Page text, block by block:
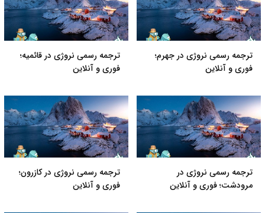
ترجمه رسمی نروژی در جهرم؛
فوری و آنلاین
ترجمه رسمی نروژی در قائمیه؛
فوری و آنلاین
ترجمه رسمی نروژی در
مرودشت؛ فوری و آنلاین
ترجمه رسمی نروژی در کازرون؛
فوری و آنلاین